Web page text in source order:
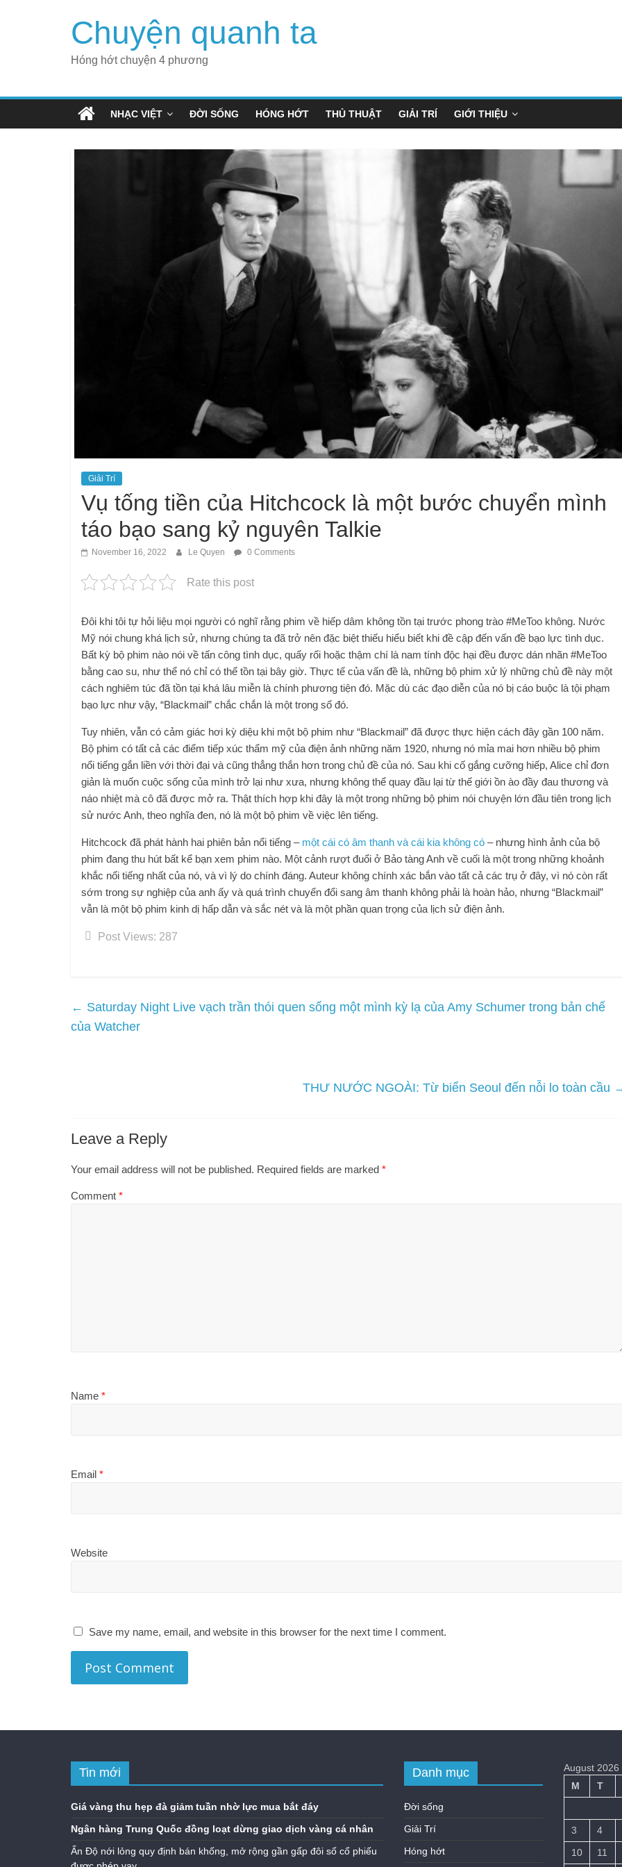
Chuyện quanh ta
Hóng hớt chuyện 4 phương
NHẠC VIỆT ĐỜI SỐNG HÓNG HỚT THỦ THUẬT GIẢI TRÍ GIỚI THIỆU
Giải Trí
Vụ tống tiền của Hitchcock là một bước chuyển mình
táo bạo sang kỷ nguyên Talkie
November 16, 2022 Le Quyen 0 Comments
Rate this post
Đôi khi tôi tự hỏi liệu mọi người có nghĩ rằng phim về hiếp dâm không tồn tại trước phong trào #MeToo không. Nước
Mỹ nói chung khá lịch sử, nhưng chúng ta đã trở nên đặc biệt thiếu hiểu biết khi đề cập đến vấn đề bạo lực tình dục.
Bất kỳ bộ phim nào nói về tấn công tình dục, quấy rối hoặc thậm chí là nam tính độc hại đều được dán nhãn #MeToo
bằng cao su, như thể nó chỉ có thể tồn tại bây giờ. Thực tế của vấn đề là, những bộ phim xử lý những chủ đề này một
cách nghiêm túc đã tồn tại khá lâu miễn là chính phương tiện đó. Mặc dù các đạo diễn của nó bị cáo buộc là tội phạm
bạo lực như vậy, “Blackmail” chắc chắn là một trong số đó.
Tuy nhiên, vẫn có cảm giác hơi kỳ diệu khi một bộ phim như “Blackmail” đã được thực hiện cách đây gần 100 năm.
Bộ phim có tất cả các điểm tiếp xúc thẩm mỹ của điện ảnh những năm 1920, nhưng nó mỉa mai hơn nhiều bộ phim
nổi tiếng gắn liền với thời đại và cũng thẳng thắn hơn trong chủ đề của nó. Sau khi cố gắng cưỡng hiếp, Alice chỉ đơn
giản là muốn cuộc sống của mình trở lại như xưa, nhưng không thể quay đầu lại từ thế giới ồn ào đầy đau thương và
náo nhiệt mà cô đã được mở ra. Thật thích hợp khi đây là một trong những bộ phim nói chuyện lớn đầu tiên trong lịch
sử nước Anh, theo nghĩa đen, nó là một bộ phim về việc lên tiếng.
Hitchcock đã phát hành hai phiên bản nổi tiếng – một cái có âm thanh và cái kia không có – nhưng hình ảnh của bộ
phim đang thu hút bất kể bạn xem phim nào. Một cảnh rượt đuổi ở Bảo tàng Anh về cuối là một trong những khoảnh
khắc nổi tiếng nhất của nó, và vì lý do chính đáng. Auteur không chính xác bắn vào tất cả các trụ ở đây, vì nó còn rất
sớm trong sự nghiệp của anh ấy và quá trình chuyển đổi sang âm thanh không phải là hoàn hảo, nhưng “Blackmail”
vẫn là một bộ phim kinh dị hấp dẫn và sắc nét và là một phần quan trọng của lịch sử điện ảnh.
Post Views: 287
← Saturday Night Live vạch trần thói quen sống một mình kỳ lạ của Amy Schumer trong bản chế
của Watcher
THƯ NƯỚC NGOÀI: Từ biển Seoul đến nỗi lo toàn cầu
Leave a Reply
Your email address will not be published. Required fields are marked *
Comment *
Name *
Email *
Website
Save my name, email, and website in this browser for the next time I comment.
Tin mới
Giá vàng thu hẹp đà giảm tuần nhờ lực mua bắt đáy
Ngân hàng Trung Quốc đồng loạt dừng giao dịch vàng cá nhân
Ấn Độ nới lỏng quy định bán khống, mở rộng gần gấp đôi số cổ phiếu
Danh mục
Đời sống
Giải Trí
Hóng hớt
August 2026
M
T
3
4
10
11